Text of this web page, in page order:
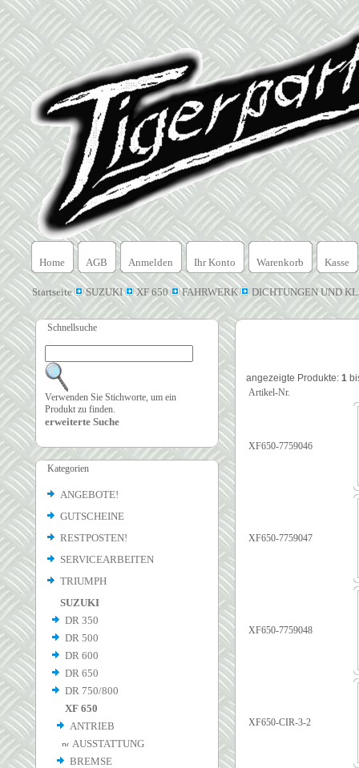
Home AGB Anmelden Ihr Konto Warenkorb Kasse
Startseite SUZUKI XF 650 FAHRWERK DICHTUNGEN UND
Schnellsuche
Verwenden Sie Stichworte, um ein
Produkt zu finden.
erweiterte Suche
Kategorien
ANGEBOTE!
GUTSCHEINE
RESTPOSTEN!
SERVICEARBEITEN
TRIUMPH
SUZUKI
DR 350
DR 500
DR 600
DR 650
DR 750/800
XF 650
ANTRIEB
AUSSTATTUNG
BREMSE
angezeigte Produkte: 1
Artikel-Nr.
XF650-7759046
XF650-7759047
XF650-7759048
XF650-CIR-3-2